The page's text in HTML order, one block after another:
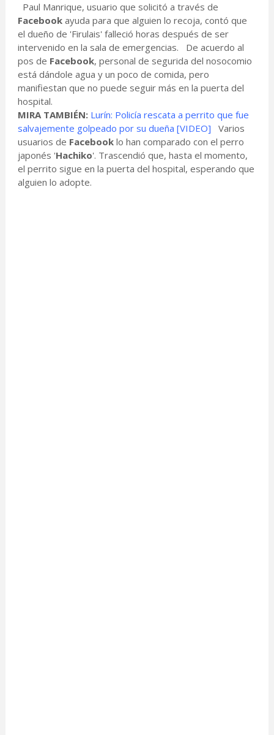
Paul Manrique, usuario que solicitó a través de
Facebookayuda para que alguien lo recoja, contó que
el dueño de 'Firulais' falleció horas después de ser
intervenido en la sala de emergencias. De acuerdo al
pos de Facebook, personal de segurida del nosocomio
está dándole agua y un poco de comida, pero
manifiestan que no puede seguir más en la puerta del
hospital.
MIRA TAMBIÉN: Lurín: Policía rescata a perrito que fue
salvajemente golpeado por su dueña [VIDEO] Varios
usuarios de Facebooklo han comparado con el perro
japonés 'Hachiko'. Trascendió que, hasta el momento,
el perrito sigue en la puerta del hospital, esperando que
alguien lo adopte.